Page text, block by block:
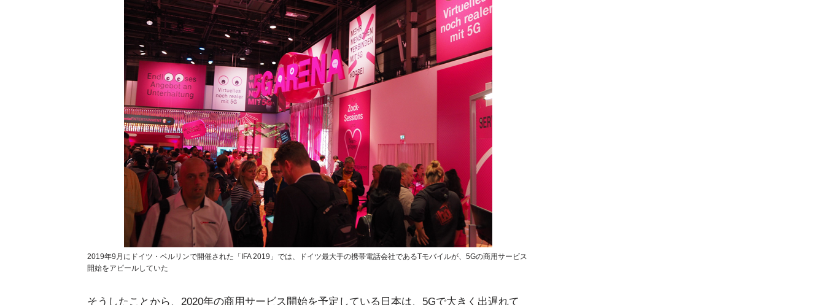
2019年9月にドイツ・ベルリンで開催された「IFA 2019」では、ドイツ最大手の携帯電話会社であるTモバイルが、5Gの商用サービス
開始をアピールしていた
そうしたことから、2020年の商用サービス開始を予定している日本は、5Gで大きく出遅れて